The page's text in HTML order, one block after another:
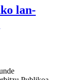
lan-